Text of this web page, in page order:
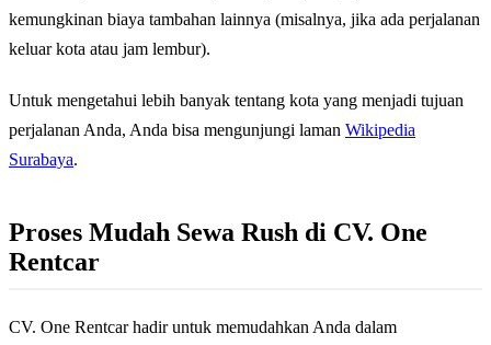
kemungkinan biaya tambahan lainnya (misalnya, jika ada perjalanan
keluar kota atau jam lembur).
Untuk mengetahui lebih banyak tentang kota yang menjadi tujuan
perjalanan Anda, Anda bisa mengunjungi laman Wikipedia
Surabaya.
Proses Mudah Sewa Rush di CV. One
Rentcar
CV. One Rentcar hadir untuk memudahkan Anda dalam